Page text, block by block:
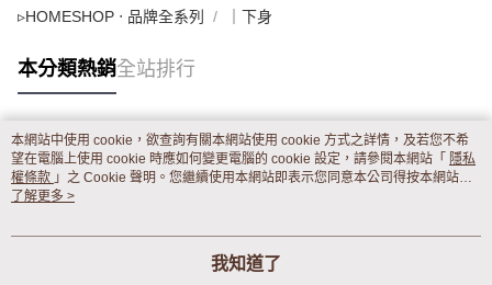
▹HOMESHOP ‧ 品牌全系列 ｜下身
本分類熱銷全站排行
熱門標籤
本網站中使用 cookie，欲查詢有關本網站使用 cookie 方式之詳情，及若您不希
望在電腦上使用 cookie 時應如何變更電腦的 cookie 設定，請參閱本網站「 隱私
權條款 」之 Cookie 聲明。您繼續使用本網站即表示您同意本公司得按本網站使
用條款之 Cookie 聲明使用 cookie。
了解更多 >
我知道了